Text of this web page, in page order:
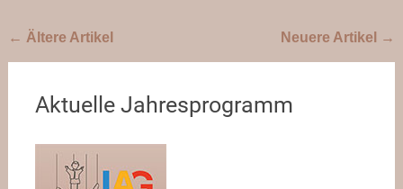
Beitragsnavigation
← Ältere Artikel Neuere Artikel →
Aktuelle Jahresprogramm